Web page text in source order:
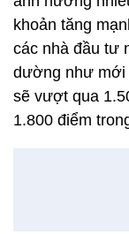
khoản tăng
các nhà đầu tư
dường như mới
sẽ vượt qua
1.800 điểm